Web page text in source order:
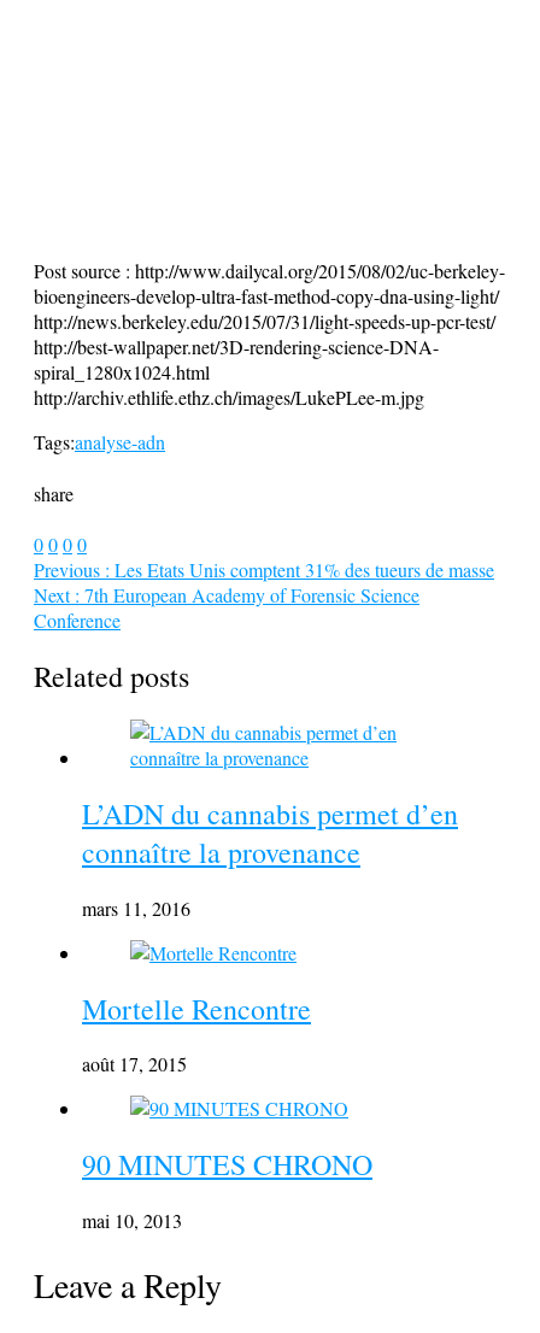
Post source : http://www.dailycal.org/2015/08/02/uc-berkeley-
bioengineers-develop-ultra-fast-method-copy-dna-using-light/
http://news.berkeley.edu/2015/07/31/light-speeds-up-pcr-test/
http://best-wallpaper.net/3D-rendering-science-DNA-
spiral_1280x1024.html
http://archiv.ethlife.ethz.ch/images/LukePLee-m.jpg
Tags:analyse-adn
share
0000
Previous : Les Etats Unis comptent 31% des tueurs de masse
Next : 7th European Academy of Forensic Science
Conference
Related posts
L’ADN du cannabis permet d’en
connaître la provenance
mars 11, 2016
Mortelle Rencontre
août 17, 2015
90 MINUTES CHRONO
mai 10, 2013
Leave a Reply